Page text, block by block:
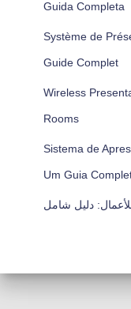
Guida Completa
Système de
Guide Complet
Wireless
Rooms
Sistema de
Um Guia
دليل شامل